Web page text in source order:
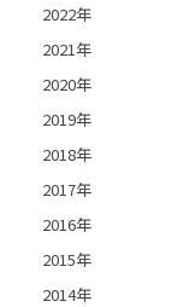
2022年
2021年
2020年
2019年
2018年
2017年
2016年
2015年
2014年